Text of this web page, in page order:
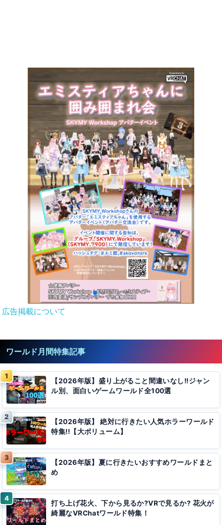
広告掲載について
ワールド月間特集記事
【2026年版】盛り上がること間違いなし!!ジャン
ル別、面白いゲームワールド全100選
【2026年版】 絶対に行きたい人気ホラーワールド
特集!!【大ボリューム】
【2026年版】夏に行きたいおすすめワールドまと
め
打ち上げ花火、下から見るか?VRで見るか? 花火が
綺麗なVRChatワールド特集！